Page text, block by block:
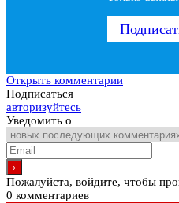
Открыть комментарии
Подписаться
авторизуйтесь
Уведомить о
Пожалуйста, войдите, чтобы
0 комментариев